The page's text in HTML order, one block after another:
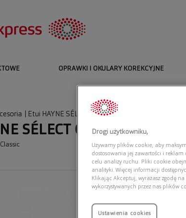
OPRAWKI I OKULARY KOREKCYJNE
Etui HAYNE SÉLECT Classic
SÉLECT ClassicDrogi użytkowniku,
Używamy plików cookie, aby
dostosowania jej zawartości i
celu analizy ruchu. Pliki cookie
analityki. Więcej informacji
Klikając Akceptuj, wyrażasz zgodę
wykorzystywanych przez nas plików
Ustawienia cookies